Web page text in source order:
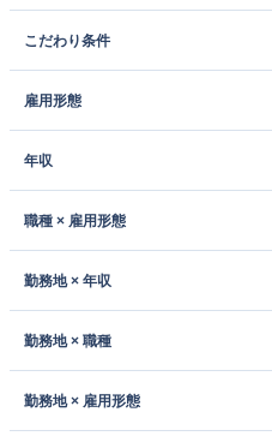
こだわり条件
雇用形態
年収
職種 × 雇用形態
勤務地 × 年収
勤務地 × 職種
勤務地 × 雇用形態